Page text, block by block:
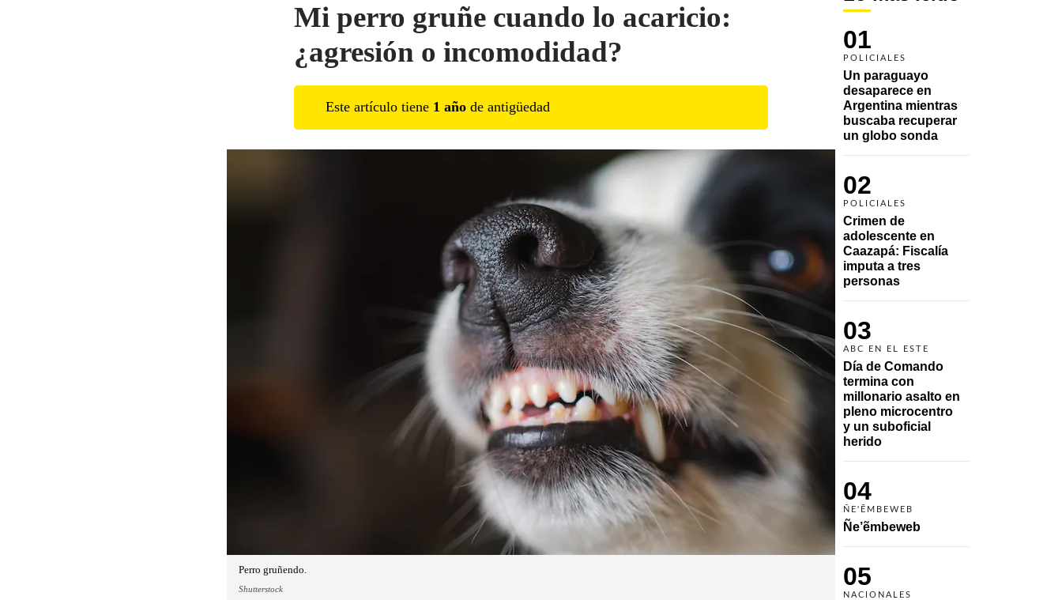
01
POLICIALES
Un paraguayo
desaparece en
Argentina mientras
buscaba recuperar
un globo sonda
02
POLICIALES
Crimen de
adolescente en
Caazapá: Fiscalía
imputa a tres
personas
03
ABC EN EL ESTE
Día de Comando
termina con
millonario asalto en
pleno microcentro
y un suboficial
herido
04
ÑE'ẼMBEWEB
Ñe’ẽmbeweb
05
NACIONALES
Mi perro gruñe cuando lo acaricio:
¿agresión o incomodidad?
Este artículo tiene 1 año de antigüedad
Perro gruñendo.
Shutterstock